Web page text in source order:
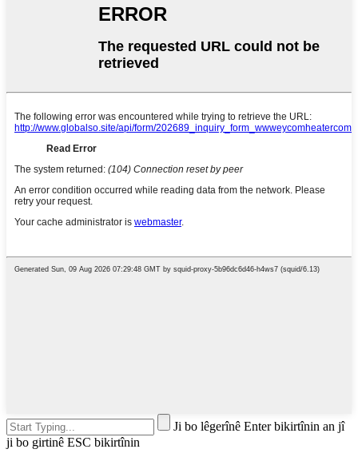
Ji bo lêgerînê Enter bikirtînin an jî
ji bo girtinê ESC bikirtînin